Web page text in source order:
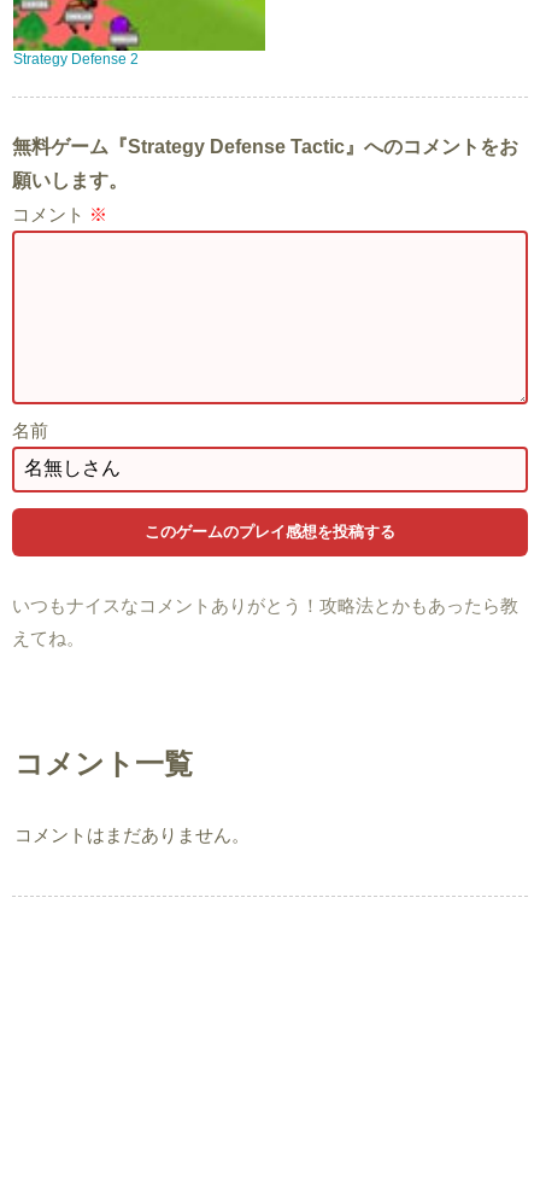
Strategy Defense 2
無料ゲーム『Strategy Defense Tactic』へのコメントをお
願いします。
コメント ※
名前
いつもナイスなコメントありがとう！攻略法とかもあったら教
えてね。
コメント一覧
コメントはまだありません。